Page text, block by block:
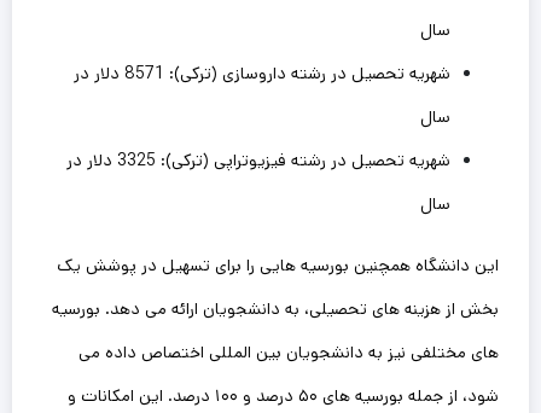
سال
شهریه تحصیل در رشته داروسازی (ترکی): 8571 دلار در
سال
شهریه تحصیل در رشته فیزیوتراپی (ترکی): 3325 دلار در
سال
این دانشگاه همچنین بورسیه‌ هایی را برای تسهیل در پوشش یک
بخش از هزینه‌ های تحصیلی، به دانشجویان ارائه می‌ دهد. بورسیه‌
های مختلفی نیز به دانشجویان بین‌ المللی اختصاص داده می‌
شود، از جمله بورسیه‌ های ۵۰ درصد و ۱۰۰ درصد. این امکانات و